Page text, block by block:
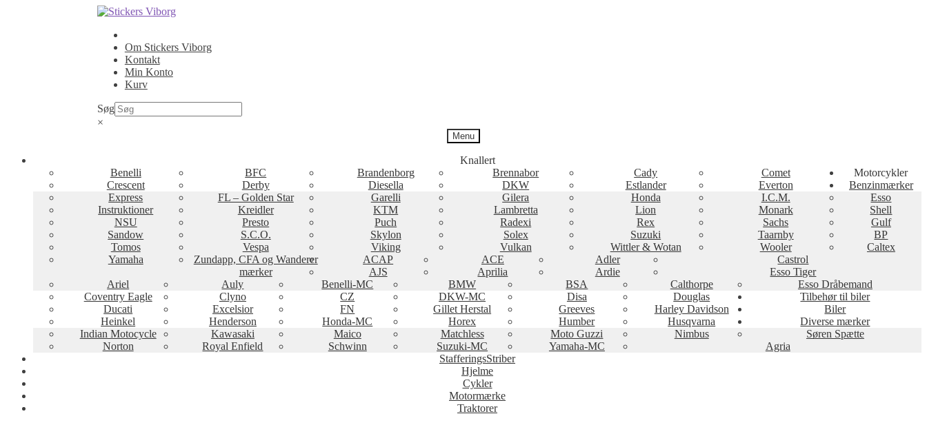
Spring
navigation
Spring
indhold
Om Stickers Viborg
Kontakt
Min Konto
Kurv
Søg
×
Menu
Knallert
Benelli
BFC Brandenborg Brennabor Cady
Comet
Crescent
Derby Diesella DKW Estlander
Everton
Express
FL – Golden Star Garelli Gilera Honda
I.C.M.
Instruktioner
Kreidler KTM Lambretta Lion
Monark
NSU
Presto Puch Radexi Rex
Sachs
Sandow
S.C.O. Skylon Solex Suzuki
Taarnby
Tomos
Vespa Viking Vulkan Wittler & Wotan
Wooler
Yamaha
Zundapp, CFA og Wanderer
mærker
Motorcykler
ACAP ACE
Adler
AJS
Aprilia
Ardie
Ariel
Auly Benelli-MC BMW BSA
Calthorpe
Coventry Eagle
Clyno CZ DKW-MC Disa
Douglas
Ducati
Excelsior FN Gillet Herstal Greeves
Harley Davidson
Heinkel
Henderson Honda-MC Horex Humber
Husqvarna
Indian Motocycle
Kawasaki Maico Matchless Moto Guzzi
Nimbus
Norton
Royal Enfield Schwinn Suzuki-MC Yamaha-MC
Benzinmærker
Esso
Shell
Gulf
BP
Caltex
Castrol
Esso Tiger
Esso Dråbemand
Tilbehør til biler
Biler
Diverse mærker
Søren Spætte
Agria
StafferingsStriber
Hjelme
Cykler
Motormærke
Traktorer